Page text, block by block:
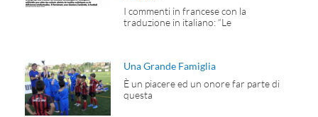
I commenti in francese con la
traduzione in italiano: “Le
Una Grande Famiglia
È un piacere ed un onore far parte di
questa